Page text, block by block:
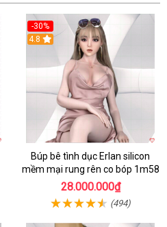
-30%
4.8
Búp bê tình dục Erlan silicon
mềm mại rung rên co bóp 1m58
28.000.000₫
(494)